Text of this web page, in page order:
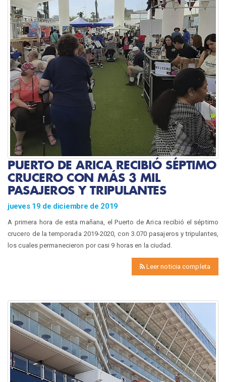
PUERTO DE ARICA RECIBIÓ SÉPTIMO
CRUCERO CON MÁS 3 MIL
PASAJEROS Y TRIPULANTES
jueves 19 de diciembre de 2019
A primera hora de esta mañana, el Puerto de Arica recibió el séptimo
crucero de la temporada 2019-2020, con 3.070 pasajeros y tripulantes,
los cuales permanecieron por casi 9 horas en la ciudad.
Leer noticia completa